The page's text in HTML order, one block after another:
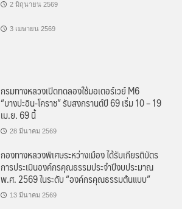
2 มิถุนายน 2569
3 เมษายน 2569
กรมทางหลวงเปิดทดลองใช้มอเตอร์เวย์ M6
“บางปะอิน-โคราช” รับสงกรานต์ปี 69 เริ่ม 10 – 19
เม.ย. 69 นี้
28 มีนาคม 2569
กองทางหลวงพิเศษระหว่างเมือง ได้รับเกียรติบัตร
การประเมินองค์กรคุณธรรมประจำปีงบประมาณ
พ.ศ. 2569 ในระดับ “องค์กรคุณธรรมต้นแบบ”
13 มีนาคม 2569